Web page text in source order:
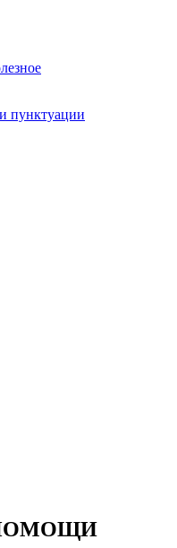
пунктуации